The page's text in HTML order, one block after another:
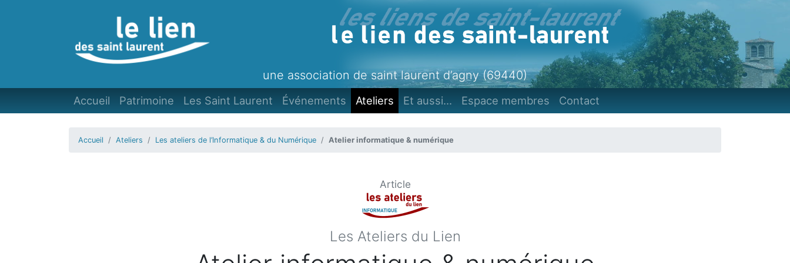
une association de saint laurent d’agny (69440)
Accueil Patrimoine Les Saint Laurent Événements Ateliers Et aussi... Espace membres Contact
Accueil Ateliers Les ateliers de l’Informatique & du Numérique Atelier informatique & numérique
Article
Les Ateliers du Lien